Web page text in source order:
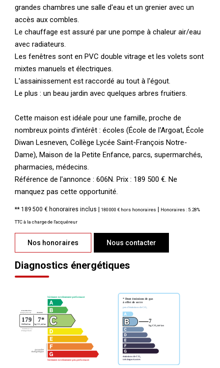
grandes chambres une salle d'eau et un grenier avec un
accès aux combles.
Le chauffage est assuré par une pompe à chaleur air/eau
avec radiateurs.
Les fenêtres sont en PVC double vitrage et les volets sont
mixtes manuels et électriques.
L'assainissement est raccordé au tout à l'égout.
Le plus : un beau jardin avec quelques arbres fruitiers.
Cette maison est idéale pour une famille, proche de
nombreux points d'intérêt : écoles (École de l'Argoat, École
Diwan Lesneven, Collège Lycée Saint-François Notre-
Dame), Maison de la Petite Enfance, parcs, supermarchés,
pharmacies, médecins.
Référence de l'annonce : 606N. Prix : 189 500 €. Ne
manquez pas cette opportunité.
** 189 500 € honoraires inclus | 180 000 € hors honoraires | Honoraires : 5.28%
TTC à la charge de l'acquéreur
Nos honoraires Nous contacter
Diagnostics énergétiques